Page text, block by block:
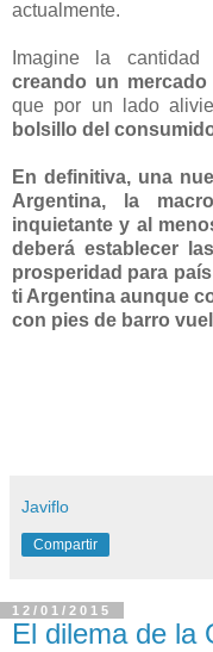
actualmente.
Imagine la
creando un
que por un lado
bolsillo del
En definitiva, una
Argentina, la
inquietante y al
deberá establecer
prosperidad para
ti Argentina aunque
con pies de barro
Javiflo
Compartir
12/01/2015
El dilema de la